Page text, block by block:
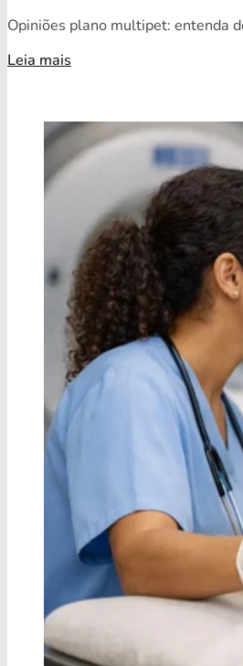
Opiniões plano multipet: entenda
Leia mais